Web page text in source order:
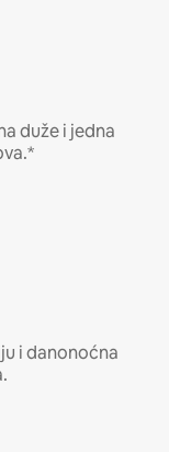
duže i jedna
i danonoćna